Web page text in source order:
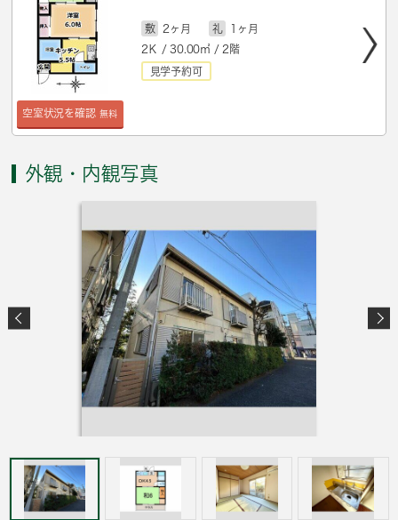
空室状況を確認 無料
敷 2ヶ月 礼
1ヶ月
2Ｋ / 30.00㎡ / 2階
見学予約可
外観・内観写真